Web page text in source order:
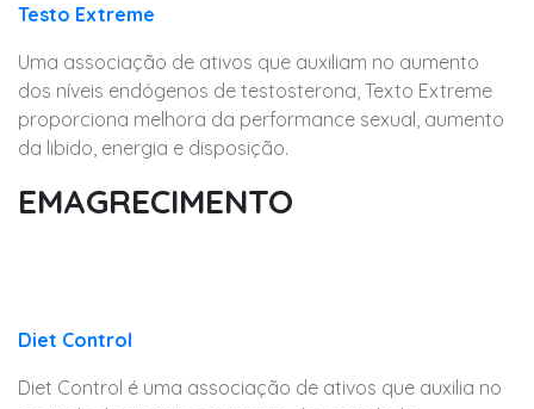
Testo Extreme
Uma associação de ativos que auxiliam no aumento
dos níveis endógenos de testosterona, Texto Extreme
proporciona melhora da performance sexual, aumento
da libido, energia e disposição.
EMAGRECIMENTO
Diet Control
Diet Control é uma associação de ativos que auxilia no